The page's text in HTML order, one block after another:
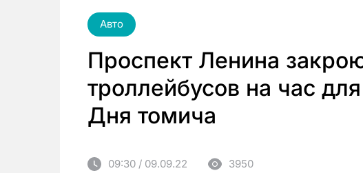
Авто
Проспект Ленина
троллейбусов на час
Дня томича
09:30 / 09.09.22 3950